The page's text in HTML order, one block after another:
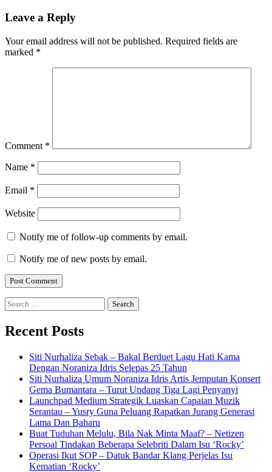
Leave a Reply
Your email address will not be published. Required fields are
marked *
Comment *
Name *
Email *
Website
Notify me of follow-up comments by email.
Notify me of new posts by email.
Search
for:
Recent Posts
Siti Nurhaliza Sebak – Bakal Berduet Lagu Hati Kama
Dengan Noraniza Idris Selepas 25 Tahun
Siti Nurhaliza Umum Noraniza Idris Artis Jemputan Konsert
Gema Bumantara – Turut Undang Tiga Lagi Penyanyi
Launchpad Medium Strategik Luaskan Capaian Muzik
Serantau – Yusry Guna Peluang Rapatkan Jurang Generasi
Lama Dan Baharu
Buat Tuduhan Melulu, Bila Nak Minta Maaf? – Netizen
Persoal Tindakan Beberapa Selebriti Dalam Isu ‘Rocky’
Operasi Ikut SOP – Datuk Bandar Klang Perjelas Isu
Kematian ‘Rocky’